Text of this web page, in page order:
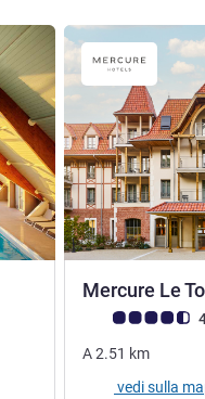
Mercure Le
Giudizio clienti
A2.51 km
vedi sulla